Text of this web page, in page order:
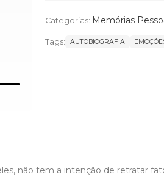
Categorias: Memórias
Tags: AUTOBIOGRAFIA
não tem a intenção de retratar